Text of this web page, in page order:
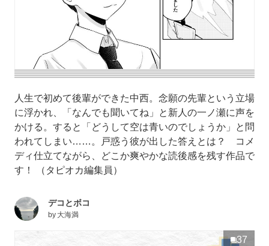
人生で初めて後輩ができた中西。念願の先輩という立場
に浮かれ、「なんでも聞いてね」と新人の一ノ瀬に声を
かける。すると「どうして空は青いのでしょうか」と問
われてしまい……。戸惑う彼が出した答えとは？ コメ
ディ仕立てながら、どこか爽やかな読後感を残す作品で
す！ （タピオカ編集員）
デコとボコ
by 大海満
37